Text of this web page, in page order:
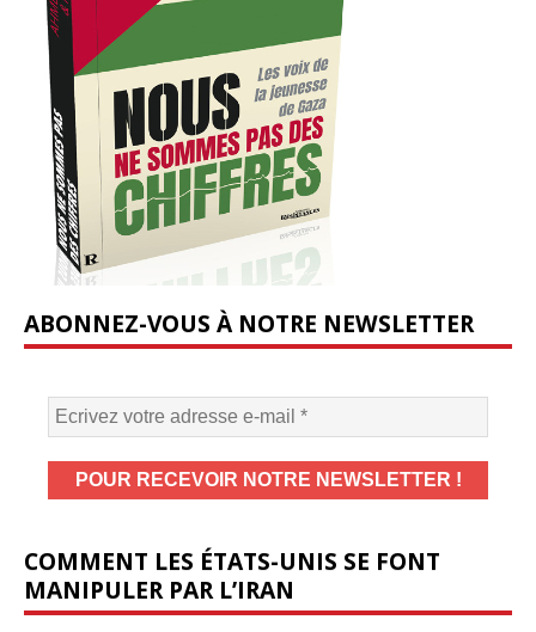
ABONNEZ-VOUS À NOTRE NEWSLETTER
COMMENT LES ÉTATS-UNIS SE FONT
MANIPULER PAR L’IRAN